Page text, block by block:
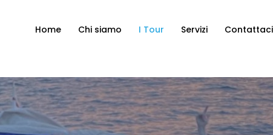
Home Chi siamo I Tour Servizi Contattaci